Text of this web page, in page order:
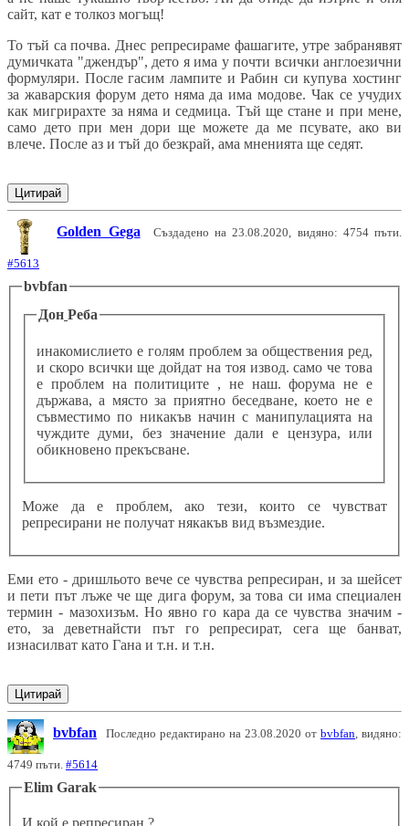
сайт, кат е толкоз могъщ!
То тъй са почва. Днес репресираме фашагите, утре забранявят
думичката "джендър", дето я има у почти всички англоезични
формуляри. После гасим лампите и Рабин си купува хостинг
за жаварския форум дето няма да има модове. Чак се учудих
как мигрирахте за няма и седмица. Тъй ще стане и при мене,
само дето при мен дори ще можете да ме псувате, ако ви
влече. После аз и тъй до безкрай, ама мненията ще седят.
Цитирай
Golden Gega Създадено на 23.08.2020, видяно: 4754 пъти.
#5613
bvbfan
Дон Реба
инакомислието е голям проблем за обществения ред,
и скоро всички ще дойдат на тоя извод. само че това
е проблем на политиците , не наш. форума не е
държава, а място за приятно беседване, което не е
съвместимо по никакъв начин с манипулацията на
чуждите думи, без значение дали е цензура, или
обикновено прекъсване.
Може да е проблем, ако тези, които се чувстват
репресирани не получат някакъв вид възмездие.
Еми ето - дришльото вече се чувства репресиран, и за шейсет
и пети път лъже че ще дига форум, за това си има специален
термин - мазохизъм. Но явно го кара да се чувства значим -
ето, за деветнайсти път го репресират, сега ще банват,
изнасилват като Гана и т.н. и т.н.
Цитирай
bvbfan Последно редактирано на 23.08.2020 от bvbfan , видяно:
4749 пъти. #5614
Elim Garak